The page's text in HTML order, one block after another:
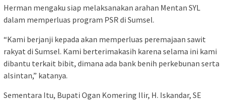
Herman mengaku siap melaksanakan arahan Mentan SYL
dalam memperluas program PSR di Sumsel.
“Kami berjanji kepada akan memperluas peremajaan sawit
rakyat di Sumsel. Kami berterimakasih karena selama ini kami
dibantu terkait bibit, dimana ada bank benih perkebunan serta
alsintan,” katanya.
Sementara Itu, Bupati Ogan Komering Ilir, H. Iskandar, SE